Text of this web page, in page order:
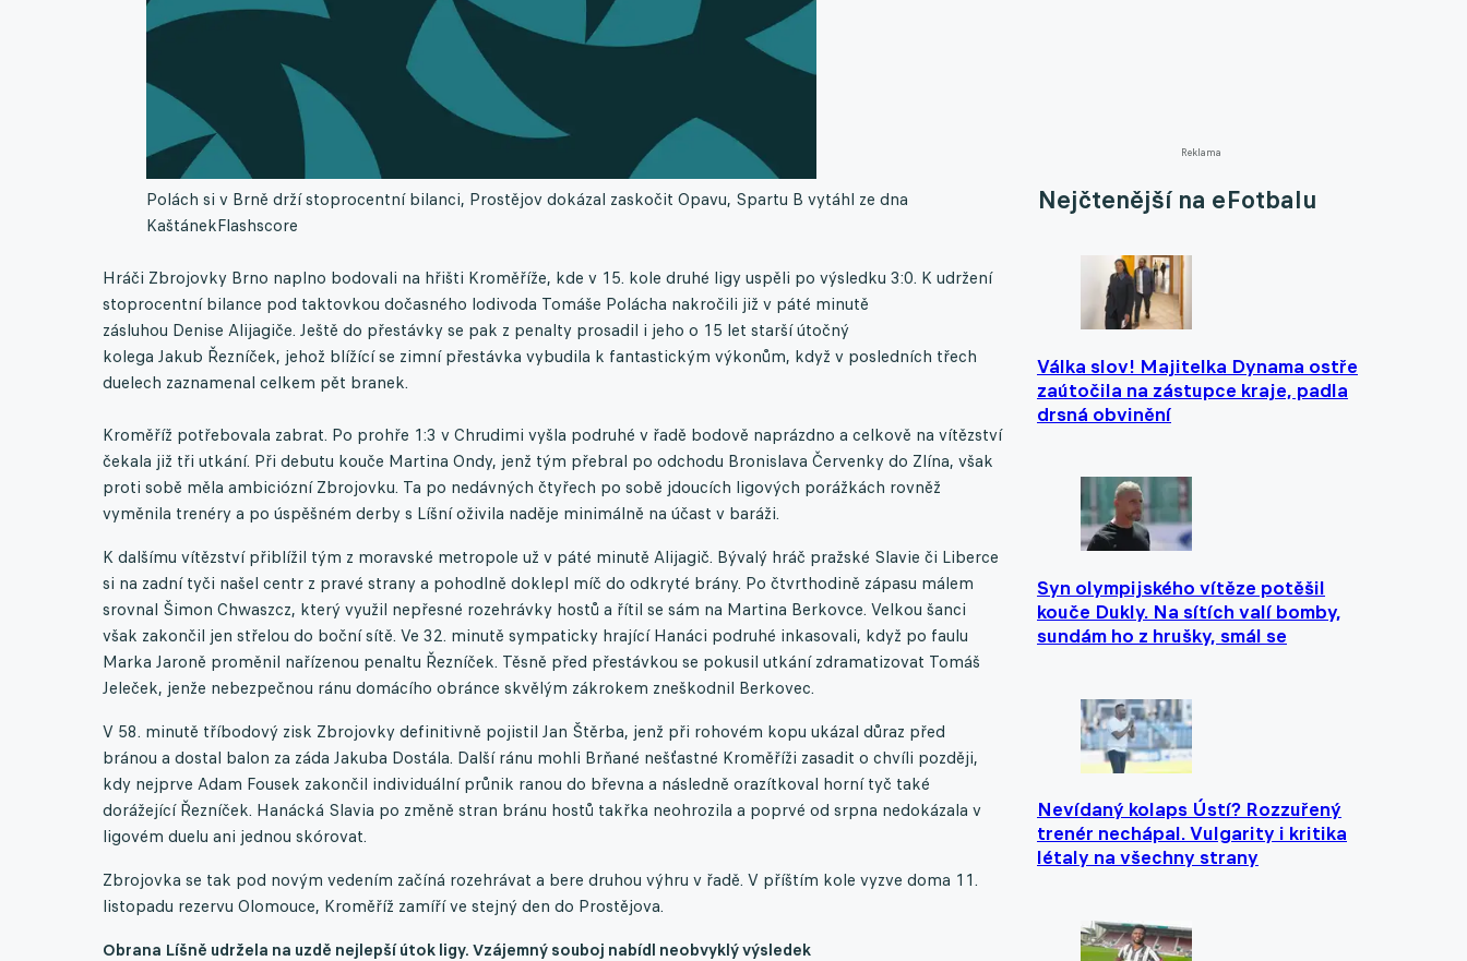
Reklama
Nejčtenější na eFotbalu
Válka slov! Majitelka Dynama ostře
zaútočila na zástupce kraje, padla
drsná obvinění
Syn olympijského vítěze potěšil
kouče Dukly. Na sítích valí bomby,
sundám ho z hrušky, smál se
Nevídaný kolaps Ústí? Rozzuřený
trenér nechápal. Vulgarity i kritika
létaly na všechny strany
Polách si v Brně drží stoprocentní bilanci, Prostějov dokázal zaskočit Opavu, Spartu B vytáhl ze dna
KaštánekFlashscore
Hráči Zbrojovky Brno naplno bodovali na hřišti Kroměříže, kde v 15. kole druhé ligy uspěli po výsledku 3:0. K udržení
stoprocentní bilance pod taktovkou dočasného lodivoda Tomáše Polácha nakročili již v páté minutě
zásluhou Denise Alijagiče. Ještě do přestávky se pak z penalty prosadil i jeho o 15 let starší útočný
kolega Jakub Řezníček, jehož blížící se zimní přestávka vybudila k fantastickým výkonům, když v posledních třech
duelech zaznamenal celkem pět branek.
Kroměříž potřebovala zabrat. Po prohře 1:3 v Chrudimi vyšla podruhé v řadě bodově naprázdno a celkově na vítězství
čekala již tři utkání. Při debutu kouče Martina Ondy, jenž tým přebral po odchodu Bronislava Červenky do Zlína, však
proti sobě měla ambiciózní Zbrojovku. Ta po nedávných čtyřech po sobě jdoucích ligových porážkách rovněž
vyměnila trenéry a po úspěšném derby s Líšní oživila naděje minimálně na účast v baráži.
K dalšímu vítězství přiblížil tým z moravské metropole už v páté minutě Alijagič. Bývalý hráč pražské Slavie či Liberce
si na zadní tyči našel centr z pravé strany a pohodlně doklepl míč do odkryté brány. Po čtvrthodině zápasu málem
srovnal Šimon Chwaszcz, který využil nepřesné rozehrávky hostů a řítil se sám na Martina Berkovce. Velkou šanci
však zakončil jen střelou do boční sítě. Ve 32. minutě sympaticky hrající Hanáci podruhé inkasovali, když po faulu
Marka Jaroně proměnil nařízenou penaltu Řezníček. Těsně před přestávkou se pokusil utkání zdramatizovat Tomáš
Jeleček, jenže nebezpečnou ránu domácího obránce skvělým zákrokem zneškodnil Berkovec.
V 58. minutě tříbodový zisk Zbrojovky definitivně pojistil Jan Štěrba, jenž při rohovém kopu ukázal důraz před
bránou a dostal balon za záda Jakuba Dostála. Další ránu mohli Brňané nešťastné Kroměříži zasadit o chvíli později,
kdy nejprve Adam Fousek zakončil individuální průnik ranou do břevna a následně orazítkoval horní tyč také
dorážející Řezníček. Hanácká Slavia po změně stran bránu hostů takřka neohrozila a poprvé od srpna nedokázala v
ligovém duelu ani jednou skórovat.
Zbrojovka se tak pod novým vedením začíná rozehrávat a bere druhou výhru v řadě. V příštím kole vyzve doma 11.
listopadu rezervu Olomouce, Kroměříž zamíří ve stejný den do Prostějova.
Obrana Líšně udržela na uzdě nejlepší útok ligy. Vzájemný souboj nabídl neobvyklý výsledek